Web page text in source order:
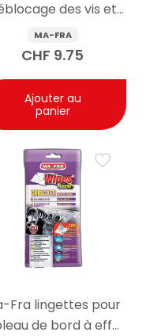
des vis et
Sviting Rapid
spray 200ml
MA-FRA
CHF 9.75
Ajouter au
panier
Fra lingettes pour
de bord à effet